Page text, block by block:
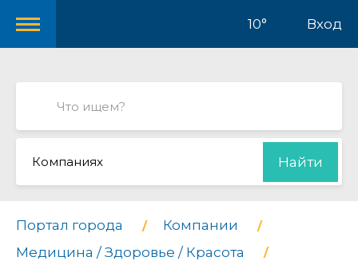
10° Вход
Компаниях Найти
Портал города
Компании
Медицина / Здоровье / Красота